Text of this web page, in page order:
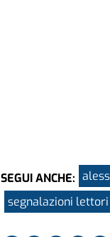
SEGUI ANCHE:
segnalazioni lettori